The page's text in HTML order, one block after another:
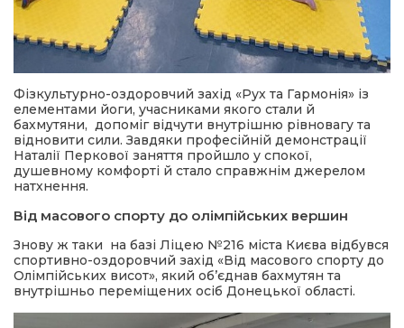
Фізкультурно-оздоровчий захід «Рух та Гармонія» із
елементами йоги, учасниками якого стали й
бахмутяни, допоміг відчути внутрішню рівновагу та
відновити сили. Завдяки професійній демонстрації
Наталії Перкової заняття пройшло у спокої,
душевному комфорті й стало справжнім джерелом
натхнення.
Від масового спорту до олімпійських вершин
Знову ж таки на базі Ліцею №216 міста Києва відбувся
спортивно-оздоровчий захід «Від масового спорту до
Олімпійських висот», який об’єднав бахмутян та
внутрішньо переміщених осіб Донецької області.